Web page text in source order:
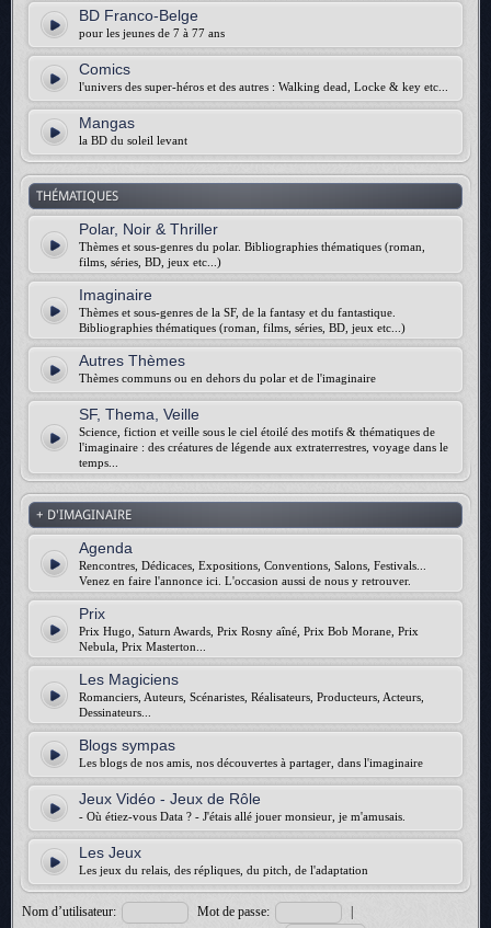
BD Franco-Belge
pour les jeunes de 7 à 77 ans
Comics
l'univers des super-héros et des autres : Walking dead, Locke & key etc...
Mangas
la BD du soleil levant
THÉMATIQUES
Polar, Noir & Thriller
Thèmes et sous-genres du polar. Bibliographies thématiques (roman,
films, séries, BD, jeux etc...)
Imaginaire
Thèmes et sous-genres de la SF, de la fantasy et du fantastique.
Bibliographies thématiques (roman, films, séries, BD, jeux etc...)
Autres Thèmes
Thèmes communs ou en dehors du polar et de l'imaginaire
SF, Thema, Veille
Science, fiction et veille sous le ciel étoilé des motifs & thématiques de
l'imaginaire : des créatures de légende aux extraterrestres, voyage dans le
temps...
+ D'IMAGINAIRE
Agenda
Rencontres, Dédicaces, Expositions, Conventions, Salons, Festivals...
Venez en faire l'annonce ici. L'occasion aussi de nous y retrouver.
Prix
Prix Hugo, Saturn Awards, Prix Rosny aîné, Prix Bob Morane, Prix
Nebula, Prix Masterton...
Les Magiciens
Romanciers, Auteurs, Scénaristes, Réalisateurs, Producteurs, Acteurs,
Dessinateurs...
Blogs sympas
Les blogs de nos amis, nos découvertes à partager, dans l'imaginaire
Jeux Vidéo - Jeux de Rôle
- Où étiez-vous Data ? - J'étais allé jouer monsieur, je m'amusais.
Les Jeux
Les jeux du relais, des répliques, du pitch, de l'adaptation
Nom d’utilisateur: Mot de passe:
|